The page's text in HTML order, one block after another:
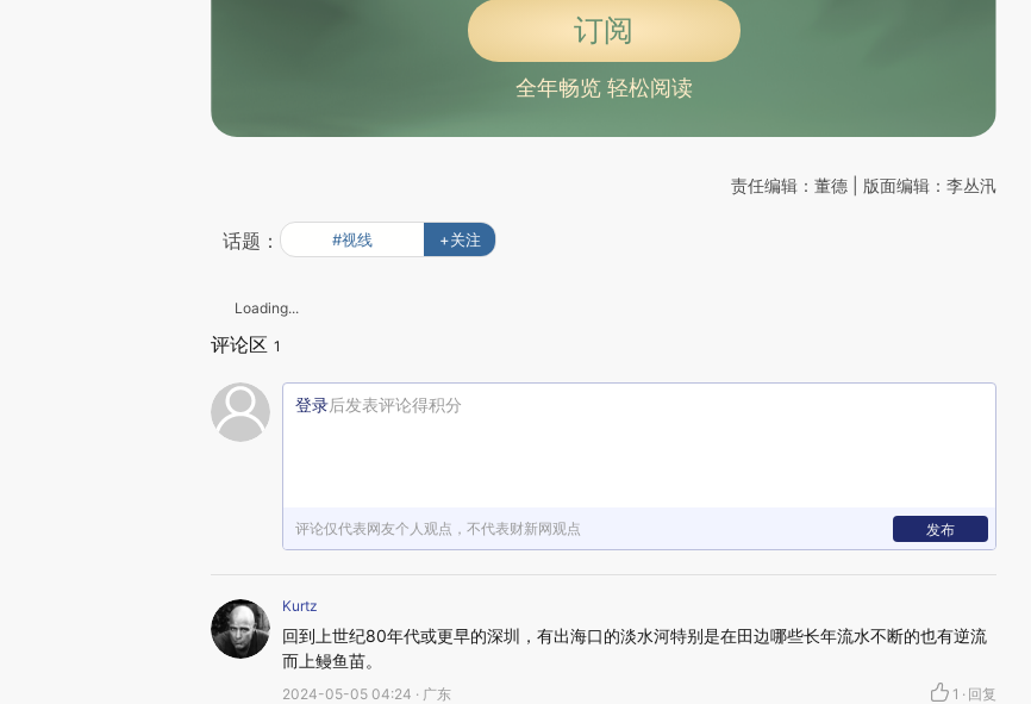
订阅
全年畅览 轻松阅读
责任编辑：董德 | 版面编辑：李丛汛
话题： #视线 +关注
Loading...
评论区 1
登录后发表评论得积分
评论仅代表网友个人观点，不代表财新网观点 发布
Kurtz
回到上世纪80年代或更早的深圳，有出海口的淡水河特别是在田边哪些长年流水不断的也有逆流
而上鳗鱼苗。
2024-05-05 04:24 · 广东 1 · 回复